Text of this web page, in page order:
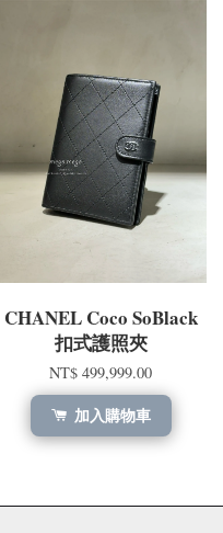
CHANEL Coco SoBlack
扣式護照夾
NT$ 499,999.00
加入購物車